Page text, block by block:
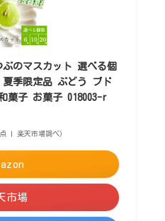
ぶのマスカット 選べる個
季限定品 ぶどう ブド
菓子 お菓子 018003-r
| 楽天市場調べ）
市場